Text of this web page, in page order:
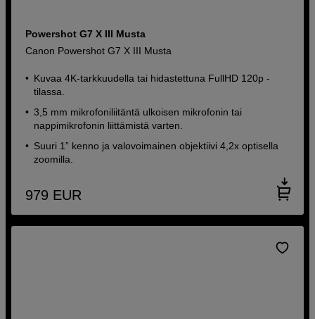
Powershot G7 X III Musta
Canon Powershot G7 X III Musta
Kuvaa 4K-tarkkuudella tai hidastettuna FullHD 120p -
tilassa.
3,5 mm mikrofoniliitäntä ulkoisen mikrofonin tai
nappimikrofonin liittämistä varten.
Suuri 1” kenno ja valovoimainen objektiivi 4,2x optisella
zoomilla.
979 EUR